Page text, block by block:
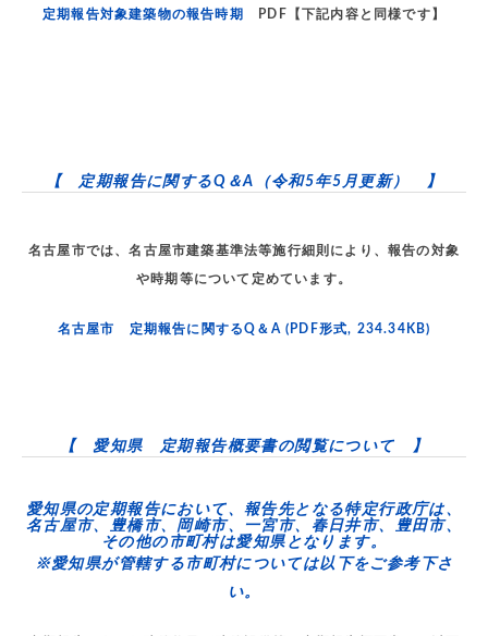
定期報告対象建築物の報告時期 PDF【下記内容と同様です】
【 定期報告に関するQ＆A（令和5年5月更新） 】
名古屋市では、名古屋市建築基準法等施行細則により、報告の対象
や時期等について定めています。
名古屋市 定期報告に関するQ＆A (PDF形式, 234.34KB)
【 愛知県 定期報告概要書の閲覧について 】
愛知県の定期報告において、報告先となる特定行政庁は、
名古屋市、豊橋市、岡崎市、一宮市、春日井市、豊田市、
その他の市町村は愛知県 となります。
※愛知県が管轄する市町村については以下をご参考下さ
い。